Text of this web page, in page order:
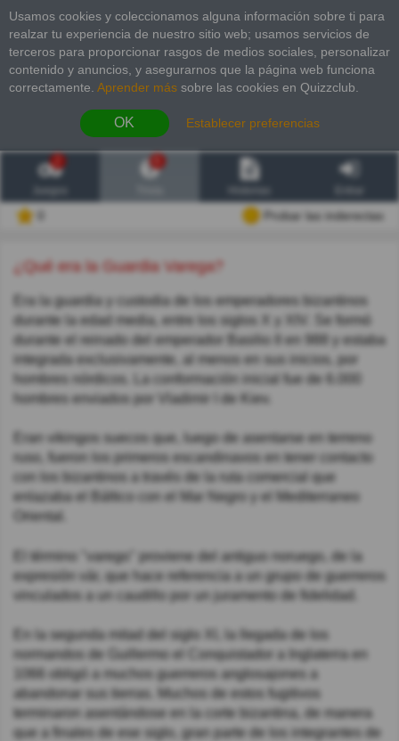
Usamos cookies y coleccionamos alguna información sobre ti para
realzar tu experiencia de nuestro sitio web; usamos servicios de
terceros para proporcionar rasgos de medios sociales, personalizar
contenido y anuncios, y asegurarnos que la página web funciona
correctamente. Aprender más sobre las cookies en Quizzclub.
OK Establecer preferencias
2
Probar las inderectas
¿Qué era la Guardia Varega?
Era la guardia y custodia de los emperadores bizantinos
durante la edad media, entre los siglos X y XIV. Se formó
durante el reinado del emperador Basilio II en 988 y estaba
integrada exclusivamente, al menos en sus inicios, por
hombres nórdicos. La conformación inicial fue de 6.000
hombres enviados por Vladimir I de Kiev.
Eran vikingos suecos que, luego de asentarse en terreno
ruso, fueron los primeros escandinavos en tener contacto
con los bizantinos a través de la ruta comercial que
enlazaba el Báltico con el Mar Negro y el Mediterraneo
Oriental.
El término "varego" proviene del antiguo noruego, de la
expresión vár, que hace referencia a un grupo de guerreros
vinculados a un caudillo por un juramento de fidelidad.
En la segunda mitad del siglo XI, la llegada de los
normandos de Guillermo el Conquistador a Inglaterra en
1066 obligó a muchos guerreros anglosajones a
abandonar sus tierras. Muchos de estos fugitivos
terminaron asentándose en la corte bizantina, de manera
que a finales de ese siglo, gran parte de los integrantes de